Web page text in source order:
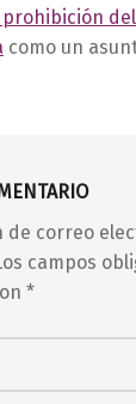
prohibición
como un
de correo
campos
*